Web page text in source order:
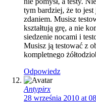
tym bardziej, że to
zdaniem. Musisz
kształtują grę, a nie
siedzenie nocami i
Musisz ją testować z
kompletnego
Odpowiedz
Antypirx
28 września 2010 at